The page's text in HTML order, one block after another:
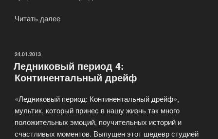
Читать далее
ОПУБЛИКОВАНО
24.01.2013
Ледниковый период 4:
Континентальный дрейф
«Ледниковый период: Континентальный дрейф»,
мультик, который принес в нашу жизнь так много
положительных эмоций, поучительных историй и
счастливых моментов. Выпущен этот шедевр студией